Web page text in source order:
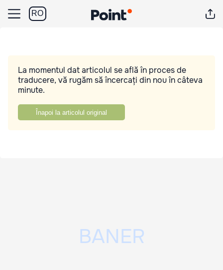
RO
La momentul dat articolul se află în proces de
traducere, vă rugăm să încercați din nou în câteva
minute.
Înapoi la articolul original